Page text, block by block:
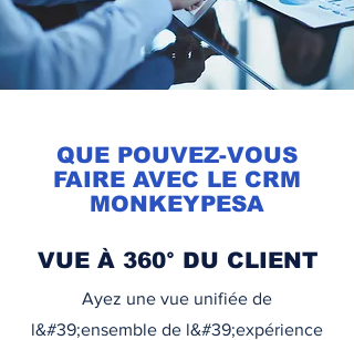
QUE POUVEZ-VOUS
FAIRE AVEC LE CRM
MONKEYPESA
VUE À 360° DU CLIENT
Ayez une vue unifiée de
l&#39;ensemble de l&#39;expérience